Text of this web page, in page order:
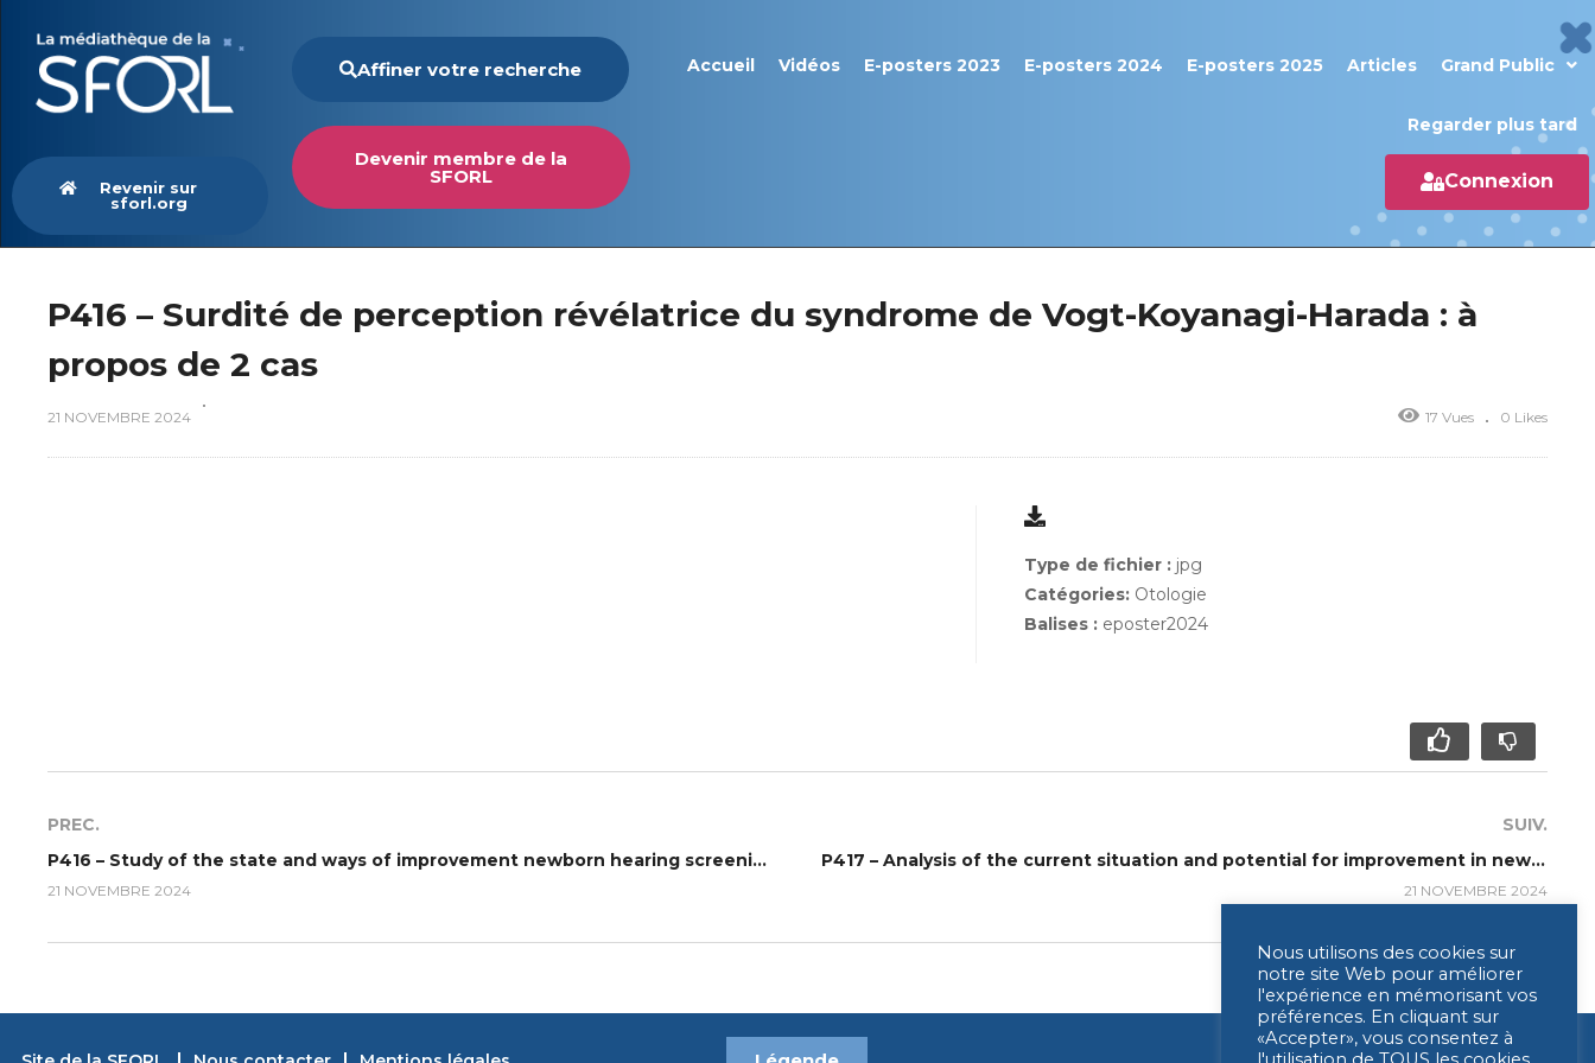
Revenir sur
sforl.org
Affiner votre recherche
Devenir membre de la
SFORL
Accueil Vidéos E-posters 2023 E-posters 2024 E-posters 2025 Articles Grand Public
Regarder plus tard
Connexion
P416 – Surdité de perception révélatrice du syndrome de Vogt-Koyanagi-Harada : à
propos de 2 cas
21 NOVEMBRE 2024 17 Vues 0 Likes
Type de fichier : jpg
Catégories: Otologie
Balises : eposter2024
PREC.
P416 – Study of the state and ways of improvement newborn hearing screening system in megalopolis
21 NOVEMBRE 2024
SUIV.
P417 – Analysis of the current situation and potential for improvement in newborn hearing screening – planned study
21 NOVEMBRE 2024
Nous utilisons des cookies sur
notre site Web pour améliorer
l'expérience en mémorisant vos
préférences. En cliquant sur
«Accepter», vous consentez à